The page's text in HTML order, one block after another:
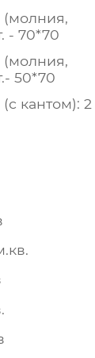
(молния,
- 70*70
(молния,
50*70
кантом): 2
шт. - 40*60
шт.- 50*70
шт.- 70*70
(молния):
(молния):